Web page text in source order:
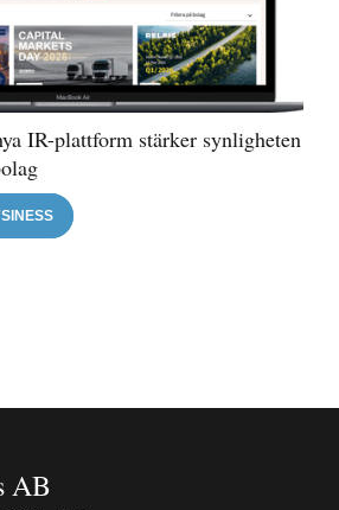
IR-plattform stärker synligheten
AB